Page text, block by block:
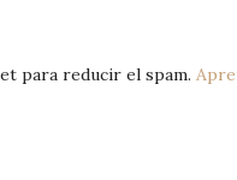
para reducir el spam.